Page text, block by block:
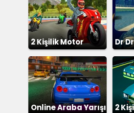
2 Kişilik Motor Dr
Online Araba Yarışı 2